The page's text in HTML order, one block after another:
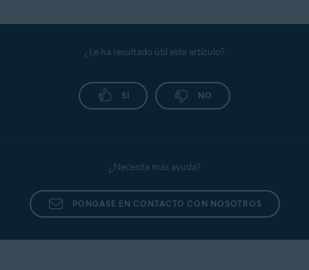
primeros pasos .
¿Le ha resultado útil este artículo?
SÍ NO
¿Necesita más ayuda?
PÓNGASE EN CONTACTO CON NOSOTROS